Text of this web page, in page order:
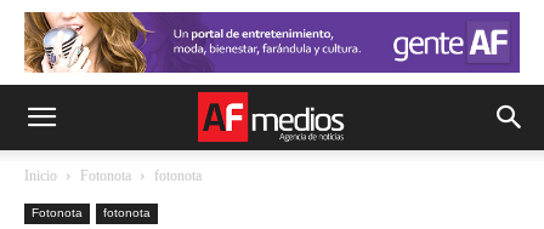
Inicio Fotonota fotonota
Fotonota fotonota